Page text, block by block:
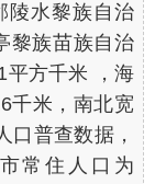
陵水黎族自治
黎族苗族自治
平方千米 ，海
千米，南北宽
口普查数据，
常住人口为